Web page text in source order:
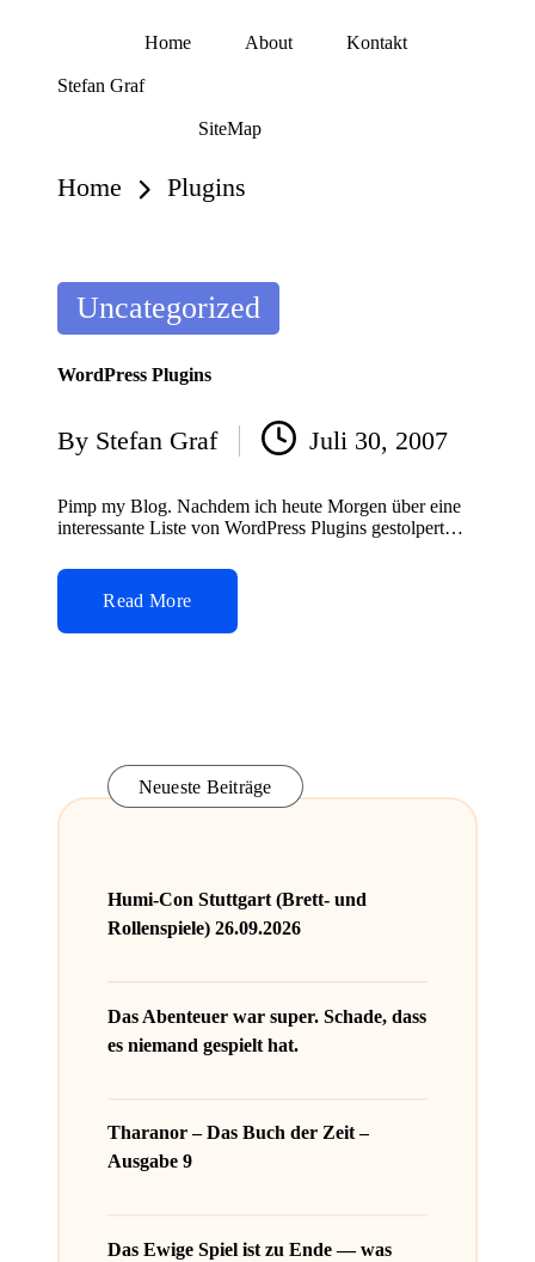
Stefan Graf
Home About Kontakt
SiteMap
Home Plugins
Posted
in
Uncategorized
WordPress Plugins
Posted
by
By Stefan Graf Juli 30, 2007
Pimp my Blog. Nachdem ich heute Morgen über eine
interessante Liste von WordPress Plugins gestolpert…
Read More
Neueste Beiträge
Humi-Con Stuttgart (Brett- und
Rollenspiele) 26.09.2026
Das Abenteuer war super. Schade, dass
es niemand gespielt hat.
Tharanor – Das Buch der Zeit –
Ausgabe 9
Das Ewige Spiel ist zu Ende — was